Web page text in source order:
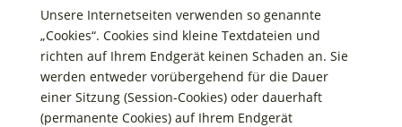
Unsere Internetseiten verwenden so genannte
„Cookies“. Cookies sind kleine Textdateien und
richten auf Ihrem Endgerät keinen Schaden an. Sie
werden entweder vorübergehend für die Dauer
einer Sitzung (Session-Cookies) oder dauerhaft
(permanente Cookies) auf Ihrem Endgerät